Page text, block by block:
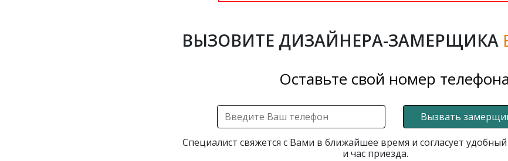
ВЫЗОВИТЕ ДИЗАЙНЕРА-ЗАМЕРЩИКА
Оставьте свой номер
Вызвать
Специалист свяжется с Вами в ближайшее время и согласует
и час приезда.